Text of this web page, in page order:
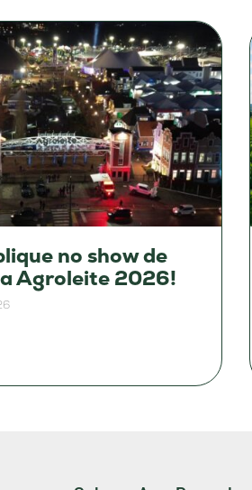
no show de
Agroleite 2026!